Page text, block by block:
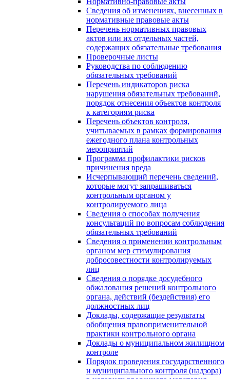
Сведения об изменениях, внесенных в
нормативные правовые акты
Перечень нормативных правовых
актов или их отдельных частей,
содержащих обязательные требования
Проверочные листы
Руководства по соблюдению
обязательных требований
Перечень индикаторов риска
нарушения обязательных требований,
порядок отнесения объектов контроля
к категориям риска
Перечень объектов контроля,
учитываемых в рамках формирования
ежегодного плана контрольных
мероприятий
Программа профилактики рисков
причинения вреда
Исчерпывающий перечень сведений,
которые могут запрашиваться
контрольным органом у
контролируемого лица
Сведения о способах получения
консультаций по вопросам соблюдения
обязательных требований
Сведения о применении контрольным
органом мер стимулирования
добросовестности контролируемых
лиц
Сведения о порядке досудебного
обжалования решений контрольного
органа, действий (бездействия) его
должностных лиц
Доклады, содержащие результаты
обобщения правоприменительной
практики контрольного органа
Доклады о муниципальном жилищном
контроле
Порядок проведения государственного
и муниципального контроля (надзора)